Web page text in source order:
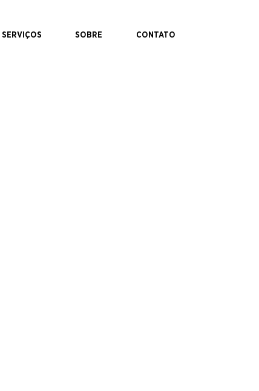
SERVIÇOS SOBRE CONTATO